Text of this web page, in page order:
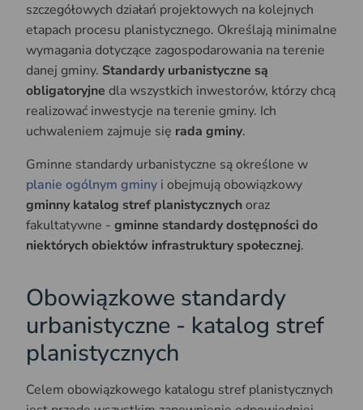
szczegółowych działań projektowych na kolejnych
etapach procesu planistycznego. Określają minimalne
wymagania dotyczące zagospodarowania na terenie
danej gminy. Standardy urbanistyczne są
obligatoryjne dla wszystkich inwestorów, którzy chcą
realizować inwestycje na terenie gminy. Ich
uchwaleniem zajmuje się rada gminy.
Gminne standardy urbanistyczne są określone w
planie ogólnym gminy i obejmują obowiązkowy
gminny katalog stref planistycznychoraz
fakultatywne - gminne standardy dostępności do
niektórych obiektów infrastruktury społecznej.
Obowiązkowe standardy
urbanistyczne - katalog stref
planistycznych
Celem obowiązkowego katalogu stref planistycznych